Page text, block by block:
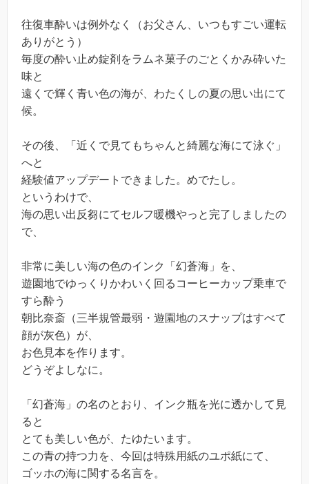
往復車酔いは例外なく（お父さん、いつもすごい運転
ありがとう）
毎度の酔い止め錠剤をラムネ菓子のごとくかみ砕いた
味と
遠くで輝く青い色の海が、わたくしの夏の思い出にて
候。
その後、「近くで見てもちゃんと綺麗な海にて泳ぐ」
へと
経験値アップデートできました。めでたし。
というわけで、
海の思い出反芻にてセルフ暖機やっと完了しましたの
で、
非常に美しい海の色のインク「幻蒼海」を、
遊園地でゆっくりかわいく回るコーヒーカップ乗車で
すら酔う
朝比奈斎（三半規管最弱・遊園地のスナップはすべて
顔が灰色）が、
お色見本を作ります。
どうぞよしなに。
「幻蒼海」の名のとおり、インク瓶を光に透かして見
ると
とても美しい色が、たゆたいます。
この青の持つ力を、今回は特殊用紙のユポ紙にて、
ゴッホの海に関する名言を。